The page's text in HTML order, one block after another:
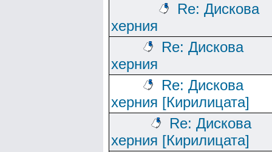
Re: Дискова
херния
Re: Дискова
херния
Re: Дискова
херния [Кирилицата]
Re: Дискова
херния [Кирилицата]